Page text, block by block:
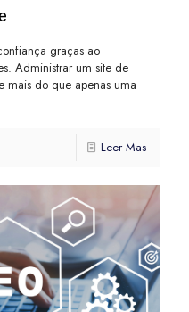
graças ao
Administrar um site de
mais do que apenas uma
Leer Mas